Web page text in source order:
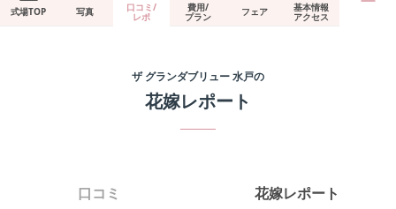
式場TOP 写真 口コミ/
レポ
費用/
プラン フェア 基本情報
アクセス
ザ グランダブリュー 水戸の
花嫁レポート
口コミ 花嫁レポート